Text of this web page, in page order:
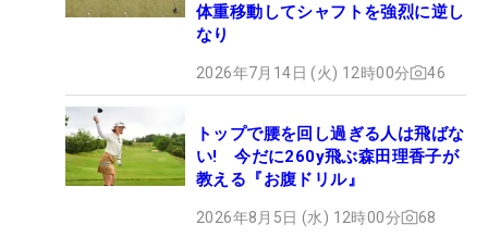
体重移動してシャフトを強烈に逆し
なり
2026年7月14日 (火) 12時00分 46
トップで腰を回し過ぎる人は飛ばな
い! 今だに260y飛ぶ森田理香子が
教える『お腹ドリル』
2026年8月5日 (水) 12時00分 68